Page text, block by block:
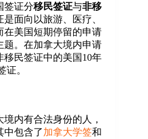
签证分移民签证与非移
面向以旅游、医疗、
在美国短期停留的申请
题。在加拿大境内申请
移民签证中的美国10年
证。
内有合法身份的人，
中包含了加拿大学签和工签持有人。加拿大和美国是邻国，两国都是世界上的发达国家，如果身份合法，理由正当，在两国境内向对方国家提出签证申请，申请通过率都挺高，申请流程并不复杂。